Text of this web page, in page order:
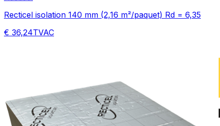
Recticel isolation 140 mm (2,16 m²/paquet) Rd = 6,35
€ 36,24TVAC